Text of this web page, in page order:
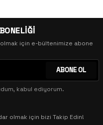
için e-bültenimize abone
ABONE OL
kabul ediyorum.
olmak için bizi Takip Edin!